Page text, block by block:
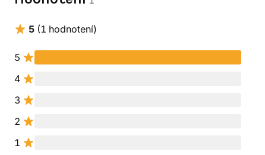
5 (1 hodnotení)
5
4
3
2
1